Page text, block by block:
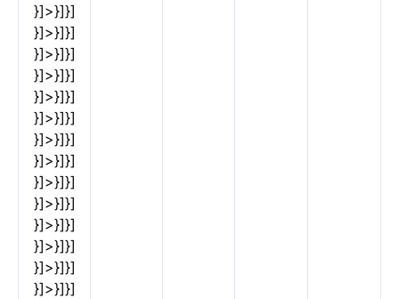
}]>}]}]
}]>}]}]
}]>}]}]
}]>}]}]
}]>}]}]
}]>}]}]
}]>}]}]
}]>}]}]
}]>}]}]
}]>}]}]
}]>}]}]
}]>}]}]
}]>}]}]
}]>}]}]